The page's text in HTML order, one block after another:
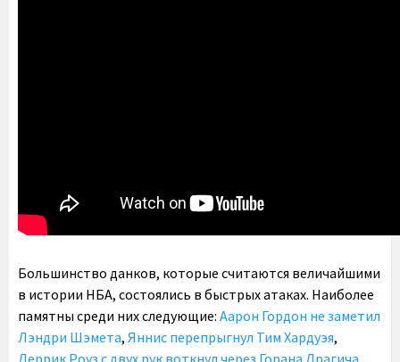
Большинство данков, которые считаются величайшими
в истории НБА, состоялись в быстрых атаках. Наиболее
памятны среди них следующие: Аарон Гордон не заметил
Лэндри Шэмета, Яннис перепрыгнул Тим Хардуэя,
Деррик Роуз с двух рук воткнул через Горана Драгича